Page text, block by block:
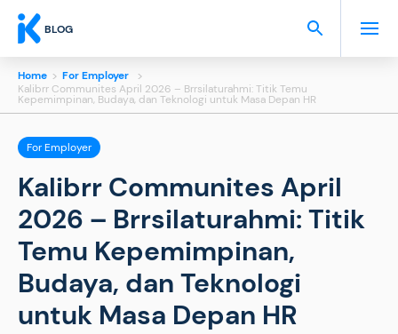
BLOG
Home > For Employer >
Kalibrr Communites April 2026 – Brrsilaturahmi: Titik Temu
Kepemimpinan, Budaya, dan Teknologi untuk Masa Depan HR
For Employer
Kalibrr Communites April
2026 – Brrsilaturahmi: Titik
Temu Kepemimpinan,
Budaya, dan Teknologi
untuk Masa Depan HR